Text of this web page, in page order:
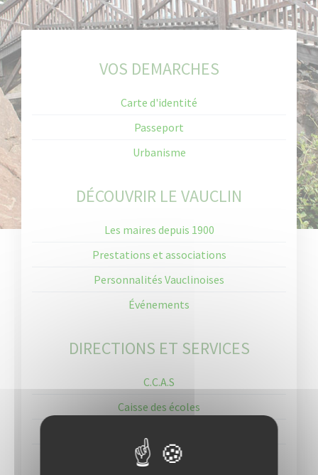
Accès-
rapide-
2022
VOS DEMARCHES
Carte d'identité
Passeport
Urbanisme
DÉCOUVRIR LE VAUCLIN
Les maires depuis 1900
Prestations et associations
Personnalités Vauclinoises
Événements
DIRECTIONS ET SERVICES
C.C.A.S
Caisse des écoles
Service technique